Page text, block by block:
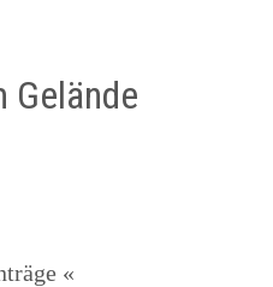
Gelände
«